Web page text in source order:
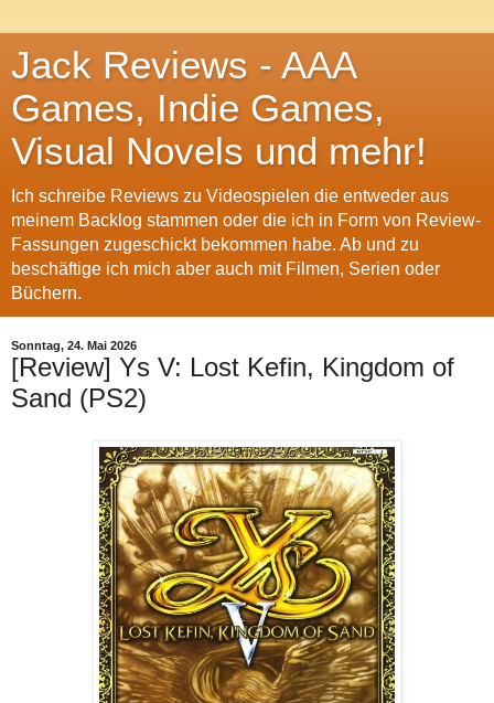
Jack Reviews - AAA
Games, Indie Games,
Visual Novels und mehr!
Ich schreibe Reviews zu Videospielen die entweder aus
meinem Backlog stammen oder die ich in Form von Review-
Fassungen zugeschickt bekommen habe. Ab und zu
beschäftige ich mich aber auch mit Filmen, Serien oder
Büchern.
Sonntag, 24. Mai 2026
[Review] Ys V: Lost Kefin, Kingdom of
Sand (PS2)